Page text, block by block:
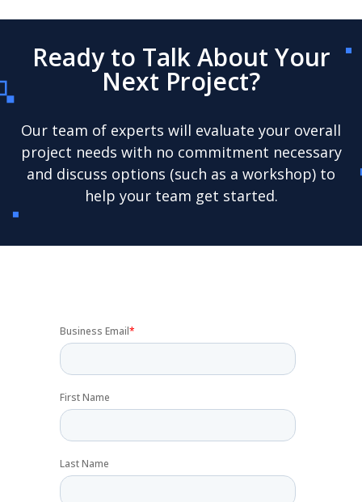
Ready to Talk About Your
Next Project?
Our team of experts will evaluate your overall
project needs with no commitment necessary
and discuss options (such as a workshop) to
help your team get started.